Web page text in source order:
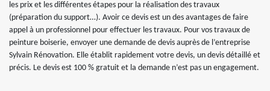
les prix et les différentes étapes pour la réalisation des travaux
(préparation du support…). Avoir ce devis est un des avantages de faire
appel à un professionnel pour effectuer les travaux. Pour vos travaux de
peinture boiserie, envoyer une demande de devis auprès de l’entreprise
Sylvain Rénovation. Elle établit rapidement votre devis, un devis détaillé et
précis. Le devis est 100 % gratuit et la demande n’est pas un engagement.